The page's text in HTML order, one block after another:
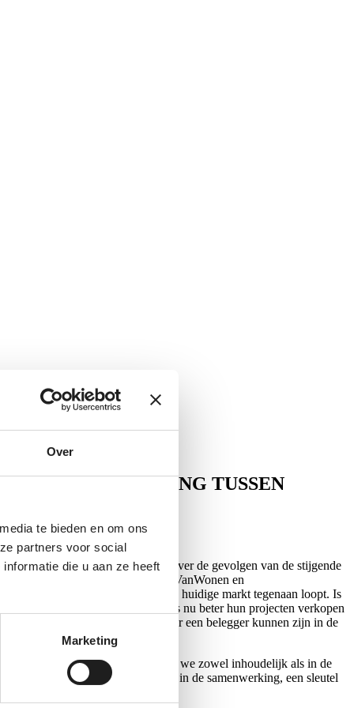
Over
te bieden en om ons
partners voor social
die u aan ze heeft
Marketing
DE SAMENWERKING TUSSEN
de PROVADA ging het gesprek over de gevolgen van de stijgende
MN, ontwikkelaar VanWonen en
te horen waar een ieder in de huidige markt tegenaan loopt. Is
Of kunnen ontwikkelaars nu beter hun projecten verkopen
Welke innovatie zou er voor een belegger kunnen zijn in de
te zijn?
partijen waren het over eens dat we zowel inhoudelijk als in de
de benadering van projecten áls in de samenwerking, een sleutel